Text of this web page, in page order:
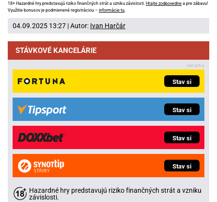
18+ Hazardné hry predstavujú riziko finančných strát a vzniku závislosti. Hrajte zodpovedne a pre zábavu!
Využitie bonusov je podmienené registráciou – informácie tu
04.09.2025 13:27 | Autor: Ivan Harčár
STÁVKOVÉ KANCELÁRIE
Stav si
Stav si
Stav si
Stav si
Hazardné hry predstavujú riziko finančných strát a vzniku
závislosti.